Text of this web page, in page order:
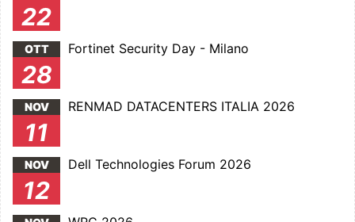
22
OTT
28
Fortinet Security Day - Milano
NOV
11
RENMAD DATACENTERS ITALIA 2026
NOV
12
Dell Technologies Forum 2026